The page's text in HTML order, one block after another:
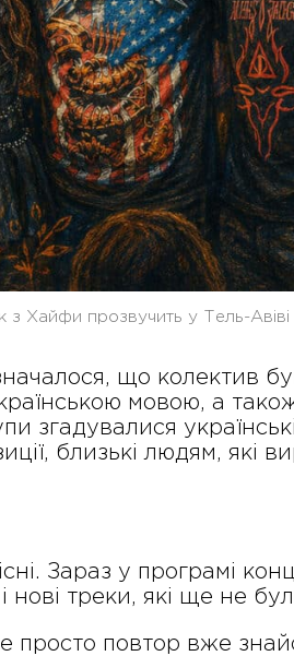
з Хайфи прозвучить у Тель-
що колектив
мовою, а
згадувалися українські
близькі людям, які
Зараз у програмі
нові треки, які ще не
просто повтор вже